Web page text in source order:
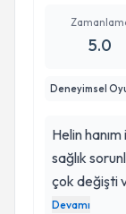
5.0
Deneyimsel
Helin
sağlık
çok değişti
okulda çok
Devamı